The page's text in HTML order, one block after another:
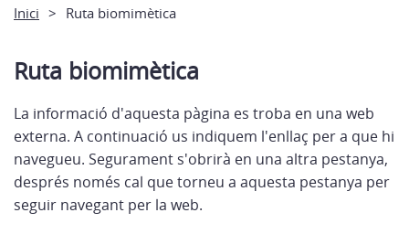
Inici Ruta biomimètica
Ruta biomimètica
La informació d'aquesta pàgina es troba en una web
externa. A continuació us indiquem l'enllaç per a que hi
navegueu. Segurament s'obrirà en una altra pestanya,
després només cal que torneu a aquesta pestanya per
seguir navegant per la web.